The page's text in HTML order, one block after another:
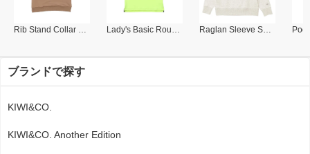
Rib Stand Collar Polo Lady's Basic Round Collar Polo Raglan Sleeve Sweat Shirt
ブランドで探す
KIWI&CO.
KIWI&CO. Another Edition